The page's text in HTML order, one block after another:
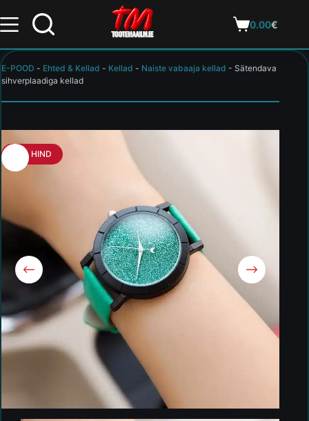
0.00€
E-POOD - Ehted & Kellad - Kellad - Naiste vabaaja kellad - Sätendava
sihverplaadiga kellad
HEA HIND